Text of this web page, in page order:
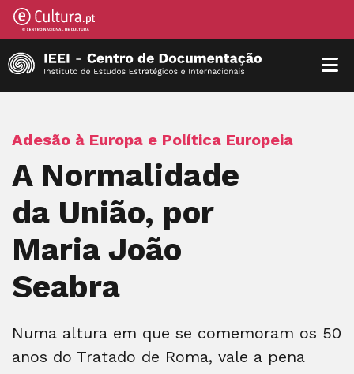
Adesão à Europa e Política Europeia
A Normalidade
da União, por
Maria João
Seabra
Numa altura em que se comemoram os 50
anos do Tratado de Roma, vale a pena